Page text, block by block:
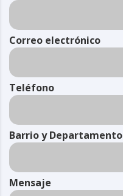
Correo electrónico
Teléfono
Barrio y Departamento
Mensaje